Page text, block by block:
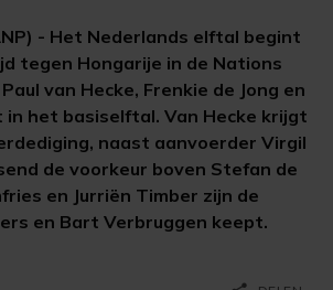
- Het Nederlands elftal begint
tegen Hongarije in de Nations
van Hecke, Frenkie de Jong en
het basiselftal. Van Hecke krijgt
naast aanvoerder Virgil
de voorkeur boven Stefan de
en Jurriën Timber zijn de
en Bart Verbruggen keept.